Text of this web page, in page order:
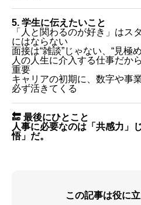
5. 学生に伝えたいこと
「人と関わるのが好き」はス
にはならない
面接は“雑談”じゃない、“見極
人の人生に介入する仕事だか
重要
キャリアの初期に、数字や事
必ず活きてくる
🔚 最後にひとこと
人事に必要なのは「共感力」
悟」だ。
この記事は役に